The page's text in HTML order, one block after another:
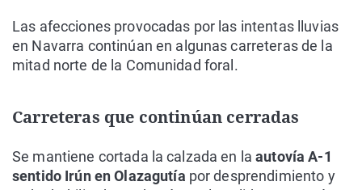
Las afecciones provocadas por las intentas lluvias
en Navarra continúan en algunas carreteras de la
mitad norte de la Comunidad foral.
Carreteras que continúan cerradas
Se mantiene cortada la calzada en laautovía A-1
sentido Irún en Olazagutía por desprendimiento y